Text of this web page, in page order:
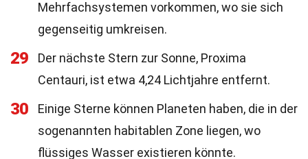
Mehrfachsystemen vorkommen, wo sie sich
gegenseitig umkreisen.
29
Der nächste Stern zur Sonne, Proxima
Centauri, ist etwa 4,24 Lichtjahre entfernt.
30
Einige Sterne können Planeten haben, die in der
sogenannten habitablen Zone liegen, wo
flüssiges Wasser existieren könnte.